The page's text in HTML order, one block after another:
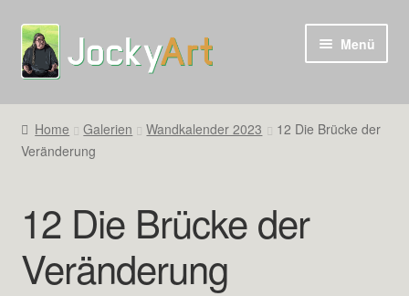
Zur
Navigation
springen
Zum
Inhalt
springen
Menü
Home Galerien Wandkalender 2023
12 Die Brücke der
Veränderung
12 Die Brücke der
Veränderung